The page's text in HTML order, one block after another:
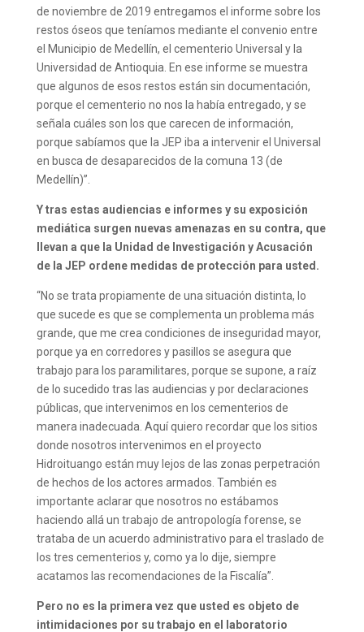
de noviembre de 2019 entregamos el informe sobre los
restos óseos que teníamos mediante el convenio entre
el Municipio de Medellín, el cementerio Universal y la
Universidad de Antioquia. En ese informe se muestra
que algunos de esos restos están sin documentación,
porque el cementerio no nos la había entregado, y se
señala cuáles son los que carecen de información,
porque sabíamos que la JEP iba a intervenir el Universal
en busca de desaparecidos de la comuna 13 (de
Medellín)”.
Y tras estas audiencias e informes y su exposición
mediática surgen nuevas amenazas en su contra, que
llevan a que la Unidad de Investigación y Acusación
de la JEP ordene medidas de protección para usted.
“No se trata propiamente de una situación distinta, lo
que sucede es que se complementa un problema más
grande, que me crea condiciones de inseguridad mayor,
porque ya en corredores y pasillos se asegura que
trabajo para los paramilitares, porque se supone, a raíz
de lo sucedido tras las audiencias y por declaraciones
públicas, que intervenimos en los cementerios de
manera inadecuada. Aquí quiero recordar que los sitios
donde nosotros intervenimos en el proyecto
Hidroituango están muy lejos de las zonas perpetración
de hechos de los actores armados. También es
importante aclarar que nosotros no estábamos
haciendo allá un trabajo de antropología forense, se
trataba de un acuerdo administrativo para el traslado de
los tres cementerios y, como ya lo dije, siempre
acatamos las recomendaciones de la Fiscalía”.
Pero no es la primera vez que usted es objeto de
intimidaciones por su trabajo en el laboratorio